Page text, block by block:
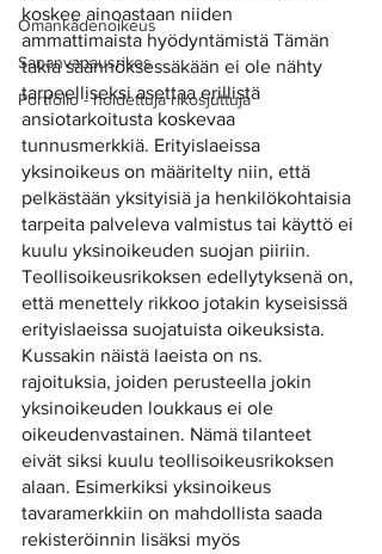
Omankädenoikeus
Sananvapausrikos
Portfolio - hoidettuja rikosjuttuja
koskee ainoastaan niiden
ammattimaista hyödyntämistä Tämän
takia säännöksessäkään ei ole nähty
tarpeelliseksi asettaa erillistä
ansiotarkoitusta koskevaa
tunnusmerkkiä. Erityislaeissa
yksinoikeus on määritelty niin, että
pelkästään yksityisiä ja henkilökohtaisia
tarpeita palveleva valmistus tai käyttö ei
kuulu yksinoikeuden suojan piiriin.
Teollisoikeusrikoksen edellytyksenä on,
että menettely rikkoo jotakin kyseisissä
erityislaeissa suojatuista oikeuksista.
Kussakin näistä laeista on ns.
rajoituksia, joiden perusteella jokin
yksinoikeuden loukkaus ei ole
oikeudenvastainen. Nämä tilanteet
eivät siksi kuulu teollisoikeusrikoksen
alaan. Esimerkiksi yksinoikeus
tavaramerkkiin on mahdollista saada
rekisteröinnin lisäksi myös